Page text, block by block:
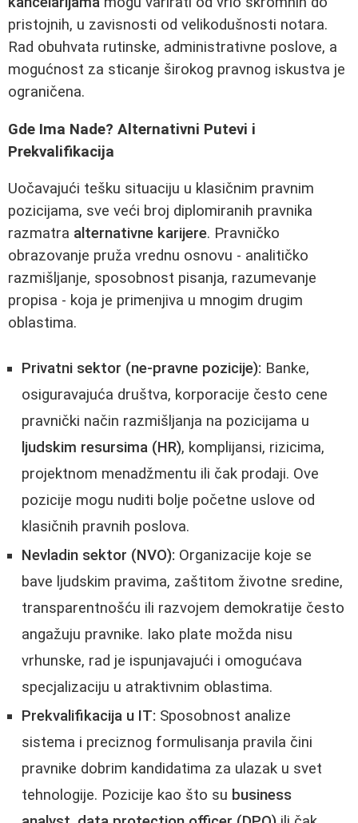
pristojnih, u zavisnosti od velikodušnosti notara.
Rad obuhvata rutinske, administrativne poslove, a
mogućnost za sticanje širokog pravnog iskustva je
ograničena.
Gde Ima Nade? Alternativni Putevi i
Prekvalifikacija
Uočavajući tešku situaciju u klasičnim pravnim
pozicijama, sve veći broj diplomiranih pravnika
razmatra alternativne karijere. Pravničko
obrazovanje pruža vrednu osnovu - analitičko
razmišljanje, sposobnost pisanja, razumevanje
propisa - koja je primenjiva u mnogim drugim
oblastima.
Privatni sektor (ne-pravne pozicije): Banke,
osiguravajuća društva, korporacije često cene
pravnički način razmišljanja na pozicijama u
ljudskim resursima (HR), komplijansi, rizicima,
projektnom menadžmentu ili čak prodaji. Ove
pozicije mogu nuditi bolje početne uslove od
klasičnih pravnih poslova.
Nevladin sektor (NVO): Organizacije koje se
bave ljudskim pravima, zaštitom životne sredine,
transparentnošću ili razvojem demokratije često
angažuju pravnike. Iako plate možda nisu
vrhunske, rad je ispunjavajući i omogućava
specjalizaciju u atraktivnim oblastima.
Prekvalifikacija u IT: Sposobnost analize
sistema i preciznog formulisanja pravila čini
pravnike dobrim kandidatima za ulazak u svet
tehnologije. Pozicije kao što su business